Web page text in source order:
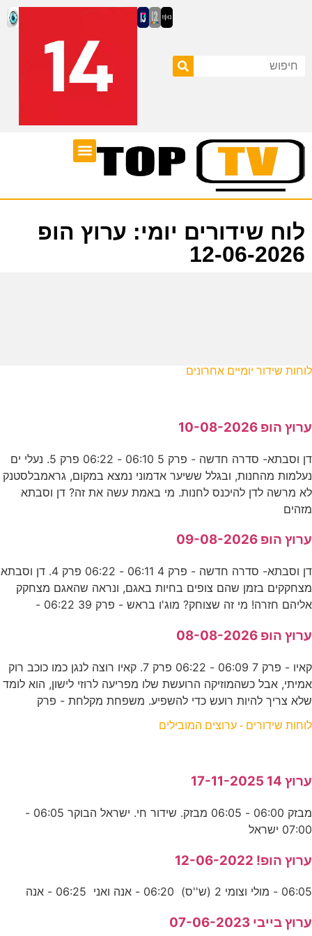
לוח שידורים יומי: ערוץ הופ
12-06-2026
לוחות שידור יומיים אחרונים
ערוץ הופ 10-08-2026
דן וסבתא- סדרה חדשה - פרק 5 06:10 - 06:22 פרק 5. נעלי ים
נעלמות מהחנות, ובגלל ששיער אדמוני נמצא במקום, גראמבלסטנק
לא מרשה לדן להיכנס לחנות. מי באמת עשה את זה? דן וסבתא
מזהים
ערוץ הופ 09-08-2026
דן וסבתא- סדרה חדשה - פרק 4 06:11 - 06:22 פרק 4. דן וסבתא
מצחקקים בזמן שהם צופים בחיות באגם, ונראה שהאגם מצחקק
אליהם חזרה! מי זה שצוחק? מוג'ו בראש - פרק 39 06:22 -
ערוץ הופ 08-08-2026
קאיו - פרק 7 06:09 - 06:22 פרק 7. קאיו רוצה לנגן כמו כוכב רוק
אמיתי, אבל כשהמוזיקה הרועשת שלו מפריעה לרוזי לישון, הוא לומד
שלא צריך להיות רועש כדי להשפיע. משפחת מקלחת - פרק
לוחות שידורים - ערוצים המובילים
ערוץ 14 17-11-2025
מבזק 06:00 - 06:05 מבזק. שידור חי. ישראל הבוקר 06:05 -
07:00 ישראל
ערוץ הופ! 12-06-2022
06:05 - מולי וצומי 2 (ש''ס) 06:20 - אנה ואני 06:25 - אנה
ערוץ בייבי 07-06-2023